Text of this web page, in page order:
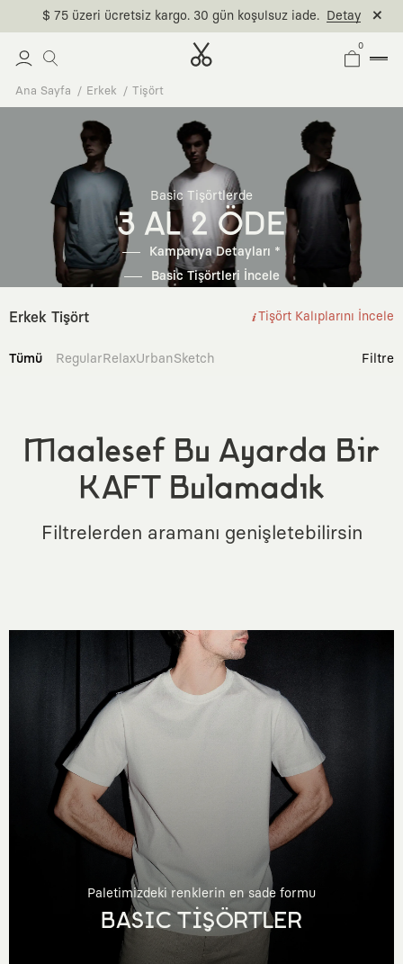
$ 75 üzeri ücretsiz kargo. 30 gün koşulsuz iade. Detay
0
Ana Sayfa Erkek Tişört
Basic Tişörtlerde
3 AL 2 ÖDE
Kampanya Detayları *
Basic Tişörtleri İncele
Erkek Tişört Tişört Kalıplarını İncele
Tümü RegularRelaxUrbanSketch Filtre
Maalesef Bu Ayarda Bir
KAFT Bulamadık
Filtrelerden aramanı genişletebilirsin
Paletimizdeki renklerin en sade formu
BASIC TİŞÖRTLER